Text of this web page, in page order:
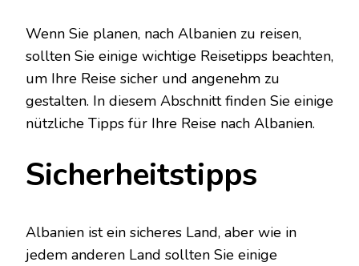
Wenn Sie planen, nach Albanien zu reisen,
sollten Sie einige wichtige Reisetipps beachten,
um Ihre Reise sicher und angenehm zu
gestalten. In diesem Abschnitt finden Sie einige
nützliche Tipps für Ihre Reise nach Albanien.
Sicherheitstipps
Albanien ist ein sicheres Land, aber wie in
jedem anderen Land sollten Sie einige